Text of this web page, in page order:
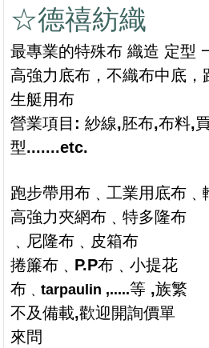
☆德禧紡織
最專業的特殊布 織造 定型
高強力底布，不織布中底，
生艇用布
營業項目: 紗線,胚布,布料,
型.......etc.
跑步帶用布﹑工業用底布﹑
高強力夾網布﹑特多隆布
﹑尼隆布﹑皮箱布
捲簾布﹑P.P布﹑小提花
布 ﹑tarpaulin ,.....等 ,族繁
不及備載,歡迎開詢價單
來問